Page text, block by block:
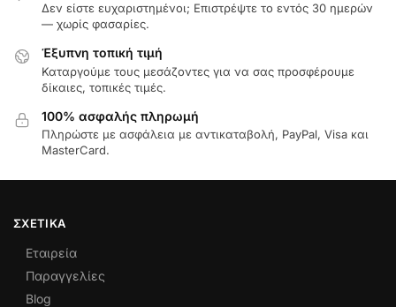
Δεν είστε ευχαριστημένοι; Επιστρέψτε το εντός 30 ημερών
— χωρίς φασαρίες.
Έξυπνη τοπική τιμή
Καταργούμε τους μεσάζοντες για να σας προσφέρουμε
δίκαιες, τοπικές τιμές.
100% ασφαλής πληρωμή
Πληρώστε με ασφάλεια με αντικαταβολή, PayPal, Visa και
MasterCard.
ΣΧΕΤΙΚΆ
Εταιρεία
Παραγγελίες
Blog